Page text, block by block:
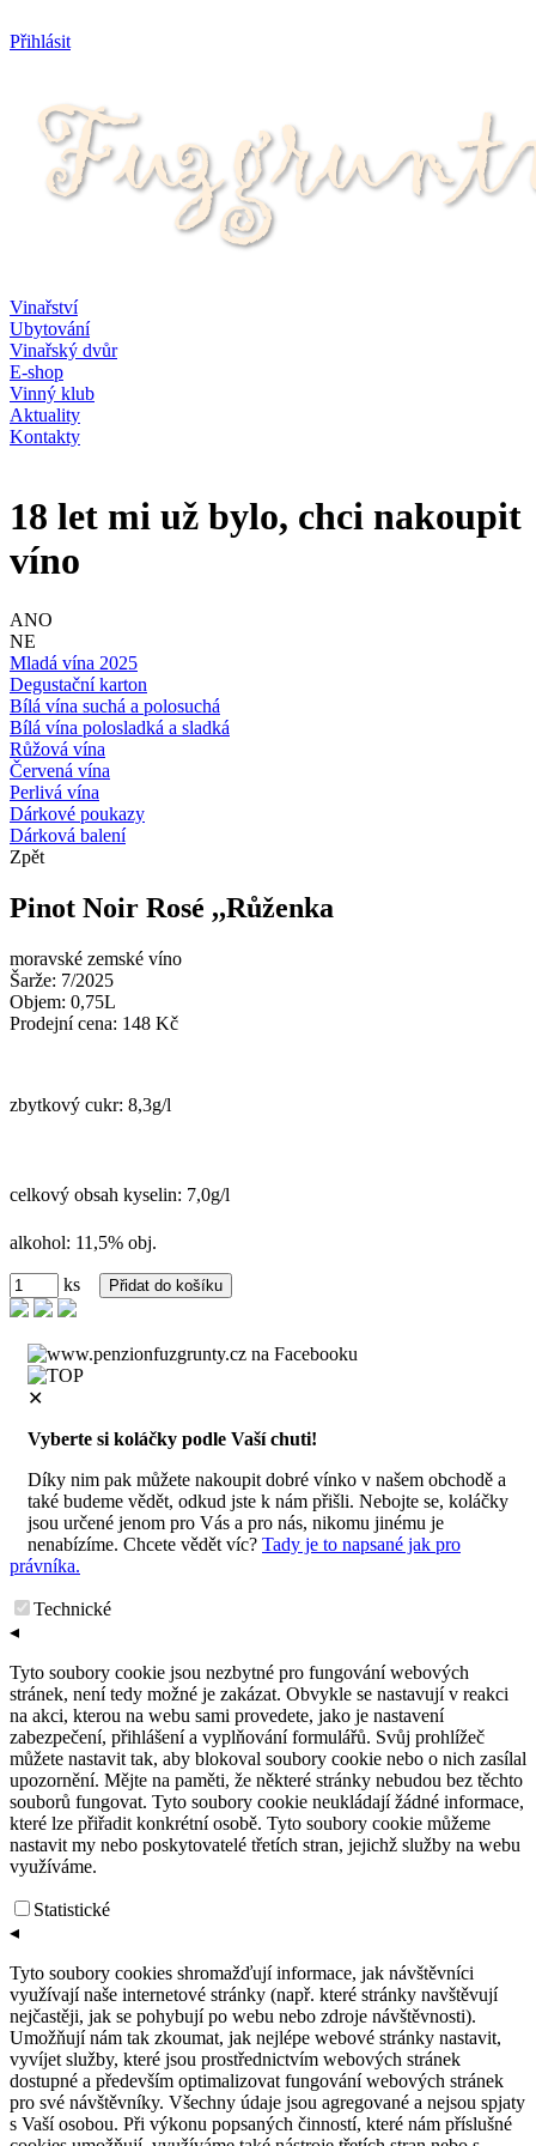
Přihlásit
Vinařství
Ubytování
Vinařský dvůr
E-shop
Vinný klub
Aktuality
Kontakty
18 let mi už bylo, chci nakoupit
víno
ANO
NE
Mladá vína 2025
Degustační karton
Bílá vína suchá a polosuchá
Bílá vína polosladká a sladká
Růžová vína
Červená vína
Perlivá vína
Dárkové poukazy
Dárková balení
Zpět
Pinot Noir Rosé ,,Růženka
moravské zemské víno
Šarže: 7/2025
Objem: 0,75L
Prodejní cena: 148 Kč
zbytkový cukr: 8,3g/l
celkový obsah kyselin: 7,0g/l
alkohol: 11,5% obj.
ks
✕
Vyberte si koláčky podle Vaší chuti!
Díky nim pak můžete nakoupit dobré vínko v našem obchodě a
také budeme vědět, odkud jste k nám přišli. Nebojte se, koláčky
jsou určené jenom pro Vás a pro nás, nikomu jinému je
nenabízíme. Chcete vědět víc? Tady je to napsané jak pro
právníka.
Technické
◂
Tyto soubory cookie jsou nezbytné pro fungování webových
stránek, není tedy možné je zakázat. Obvykle se nastavují v reakci
na akci, kterou na webu sami provedete, jako je nastavení
zabezpečení, přihlášení a vyplňování formulářů. Svůj prohlížeč
můžete nastavit tak, aby blokoval soubory cookie nebo o nich zasílal
upozornění. Mějte na paměti, že některé stránky nebudou bez těchto
souborů fungovat. Tyto soubory cookie neukládají žádné informace,
které lze přiřadit konkrétní osobě. Tyto soubory cookie můžeme
nastavit my nebo poskytovatelé třetích stran, jejichž služby na webu
využíváme.
Statistické
◂
Tyto soubory cookies shromažďují informace, jak návštěvníci
využívají naše internetové stránky (např. které stránky navštěvují
nejčastěji, jak se pohybují po webu nebo zdroje návštěvnosti).
Umožňují nám tak zkoumat, jak nejlépe webové stránky nastavit,
vyvíjet služby, které jsou prostřednictvím webových stránek
dostupné a především optimalizovat fungování webových stránek
pro své návštěvníky. Všechny údaje jsou agregované a nejsou spjaty
s Vaší osobou. Při výkonu popsaných činností, které nám příslušné